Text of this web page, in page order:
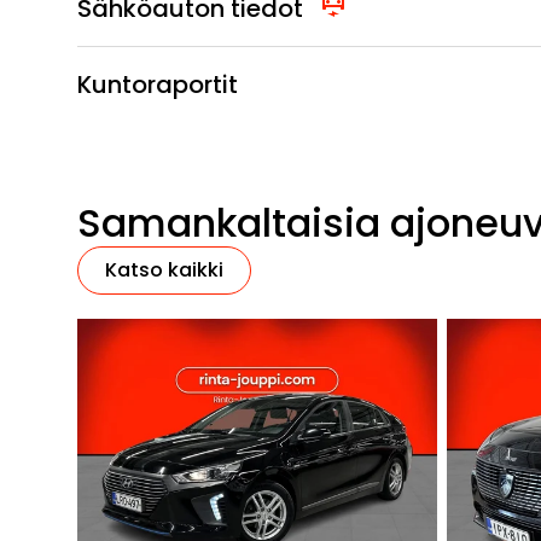
Sähköauton tiedot
Kuntoraportit
Samankaltaisia
Katso kaikki